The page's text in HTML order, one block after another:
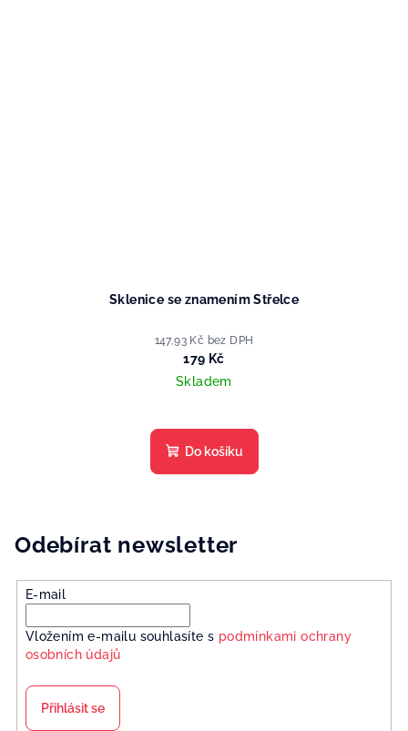
Sklenice se znamením Střelce
147,93 Kč bez DPH
179 Kč
Skladem
Do košíku
Odebírat newsletter
E-mail
Vložením e-mailu souhlasíte s podmínkami ochrany
osobních údajů
Přihlásit se